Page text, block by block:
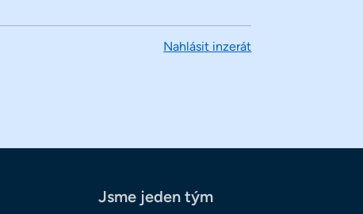
Nahlásit inzerát
Jsme jeden tým